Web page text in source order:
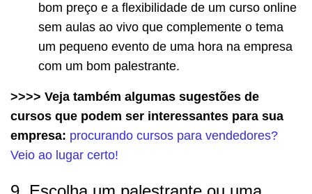
bom preço e a flexibilidade de um curso online
sem aulas ao vivo que complemente o tema
um pequeno evento de uma hora na empresa
com um bom palestrante.
>>>> Veja também algumas sugestões de
cursos que podem ser interessantes para sua
empresa: procurando cursos para vendedores?
Veio ao lugar certo!